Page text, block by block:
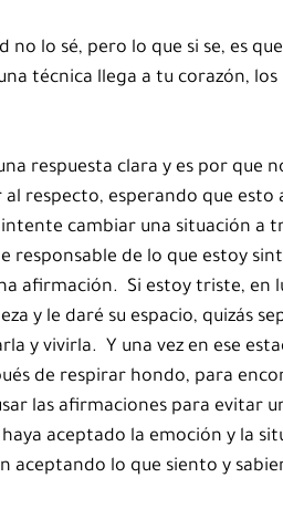
lo sé, pero lo que si se, es
técnica llega a tu corazón, los
respuesta clara y es por que
respecto, esperando que esto
cambiar una situación a
responsable de lo que estoy
afirmación.  Si estoy triste, en
y le daré su espacio, quizás
y vivirla.  Y una vez en ese
de respirar hondo, para
las afirmaciones para evitar
aceptado la emoción y la
aceptando lo que siento y